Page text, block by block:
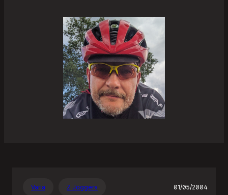
Varia Z Joggera 01/05/2004